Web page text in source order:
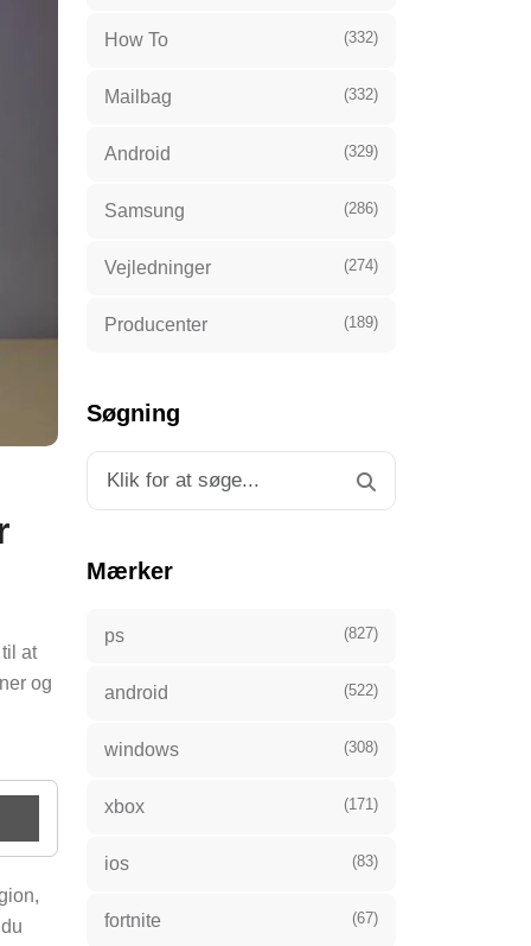
at
og
How To (332)
Mailbag (332)
Android (329)
Samsung (286)
Vejledninger (274)
Producenter (189)
Søgning
Mærker
ps (827)
android (522)
windows (308)
xbox (171)
ios (83)
fortnite (67)